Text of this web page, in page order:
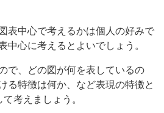
表中心で考えるかは個人の好みで
中心に考えるとよいでしょう。
で、どの図が何を表しているの
る特徴は何か、など表現の特徴と
考えましょう。